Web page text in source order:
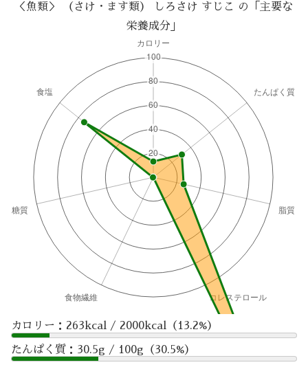
＜魚類＞ （さけ・ます類） しろさけ すじこ の「主要な
栄養成分」
カロリー：263kcal / 2000kcal（13.2%）
たんぱく質：30.5g / 100g（30.5%）